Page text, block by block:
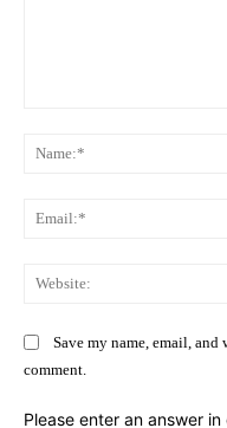
Save my name, email,
comment.
Please enter an answer in